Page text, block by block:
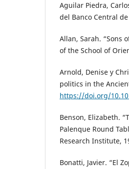
Aguilar Piedra,
del Banco Central de
Allan, Sarah. “Sons
of the School of
Arnold, Denise y
politics in the
https://doi.org/
Benson, Elizabeth.
Palenque Round
Research Institute,
Bonatti, Javier. “El